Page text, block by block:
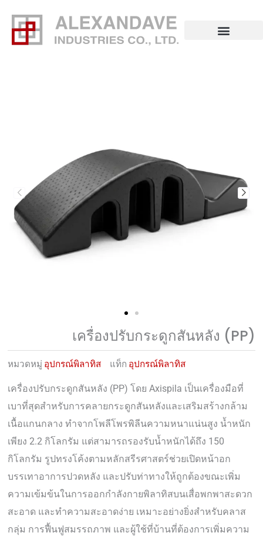
เครื่องปรับกระดูกสันหลัง (PP)
หมวดหมู่ อุปกรณ์พิลาทิส แท็ก อุปกรณ์พิลาทิส
เครื่องปรับกระดูกสันหลัง (PP) โดย Axispila เป็นเครื่องมือที่
เบาที่สุดสำหรับการคลายกระดูกสันหลังและเสริมสร้างกล้าม
เนื้อแกนกลาง ทำจากโพลีโพรพิลีนความหนาแน่นสูง น้ำหนัก
เพียง 2.2 กิโลกรัม แต่สามารถรองรับน้ำหนักได้ถึง 150
กิโลกรัม รูปทรงโค้งตามหลักสรีรศาสตร์ช่วยเปิดหน้าอก
บรรเทาอาการปวดหลัง และปรับท่าทางให้ถูกต้องขณะเพิ่ม
ความเข้มข้นในการออกกำลังกายพิลาทิสบนเสื่อพกพาสะดวก
สะอาด และทำความสะอาดง่าย เหมาะอย่างยิ่งสำหรับคลาส
กลุ่ม การฟื้นฟูสมรรถภาพ และผู้ใช้ที่บ้านที่ต้องการเพิ่มความ